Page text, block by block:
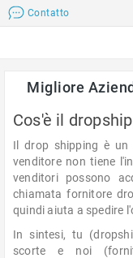
Contatto
Migliore
Cos'è il
Il drop shipping è un
venditore non tiene
venditori possono
chiamata fornitore
quindi aiuta a spedire
In sintesi, tu
scorte e noi